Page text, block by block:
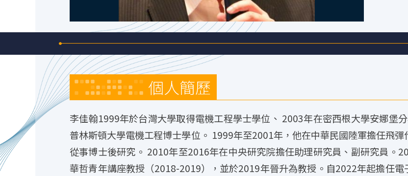
個人簡歷
李佳翰1999年於台灣大學取得電機工程學士學位、 2003年在密西根大學安娜堡
普林斯頓大學電機工程博士學位。 1999年至2001年，他在中華民國陸軍擔任飛
從事博士後研究。 2010年至2016年在中央研究院擔任助理研究員、副研究員。
華哲青年講座教授（2018-2019），並於2019年晉升為教授。自2022年起擔任